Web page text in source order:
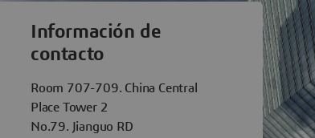
Beijing
Información de
contacto
Room 707-709. China Central
Place Tower 2
No.79. Jianguo RD